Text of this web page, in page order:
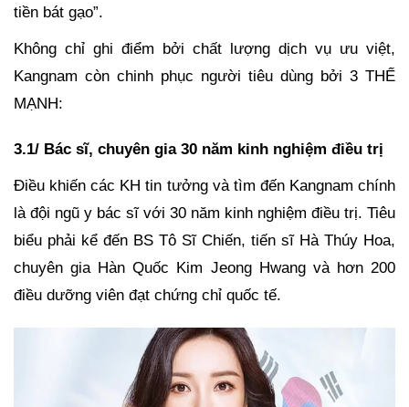
tiền bát gạo”.
Không chỉ ghi điểm bởi chất lượng dịch vụ ưu việt,
Kangnam còn chinh phục người tiêu dùng bởi 3 THẾ
MẠNH:
3.1/ Bác sĩ, chuyên gia 30 năm kinh nghiệm điều trị
Điều khiến các KH tin tưởng và tìm đến Kangnam chính
là đội ngũ y bác sĩ với 30 năm kinh nghiệm điều trị. Tiêu
biểu phải kể đến BS Tô Sĩ Chiến, tiến sĩ Hà Thúy Hoa,
chuyên gia Hàn Quốc Kim Jeong Hwang và hơn 200
điều dưỡng viên đạt chứng chỉ quốc tế.